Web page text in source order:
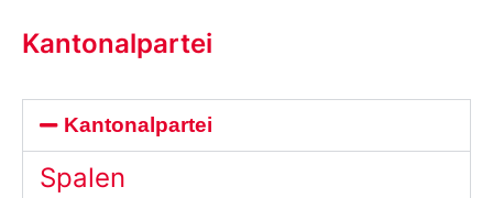
Kantonalpartei
Kantonalpartei
Spalen